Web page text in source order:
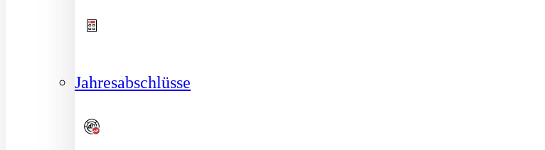
Jahresabschlüsse